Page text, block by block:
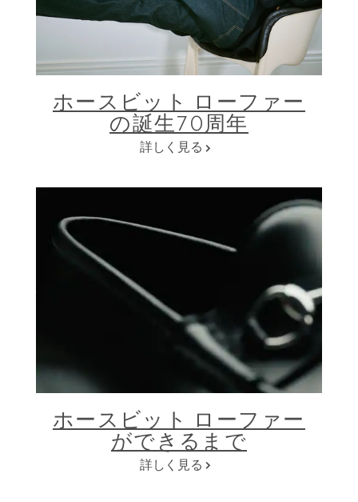
ホースビット ローファー
の誕生70周年
詳しく見る
ホースビット ローファー
ができるまで
詳しく見る